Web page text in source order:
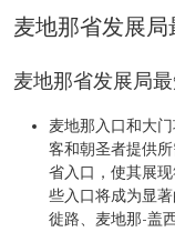
麦地那省发展局
麦地那省发展局
麦地那入口和大
客和朝圣者提供
省入口，使其展
些入口将成为显
徙路、麦地那-盖